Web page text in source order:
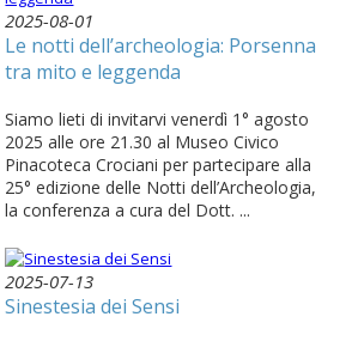
2025-08-01
Le notti dell’archeologia: Porsenna
tra mito e leggenda
Siamo lieti di invitarvi venerdì 1° agosto
2025 alle ore 21.30 al Museo Civico
Pinacoteca Crociani per partecipare alla
25° edizione delle Notti dell’Archeologia,
la conferenza a cura del Dott. ...
2025-07-13
Sinestesia dei Sensi